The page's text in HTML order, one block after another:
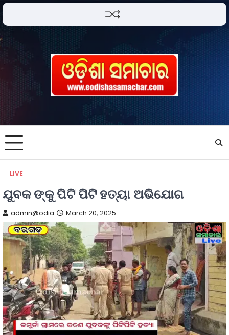
LIVE
ଯୁବକ ଙ୍କୁ ପିଟି ପିଟି ହତ୍ୟା ଅଭିଯୋଗ
admin@odia March 20, 2025